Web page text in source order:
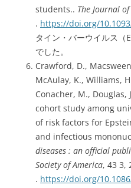
students.. The Journal
. https://doi.org/
タイン・バーウイルス（
でした。
Crawford, D.,
McAulay, K., Williams,
Conacher, M., Douglas,
cohort study among
of risk factors for
and infectious
diseases : an official
Society of America, 43 3,
. https://doi.org/